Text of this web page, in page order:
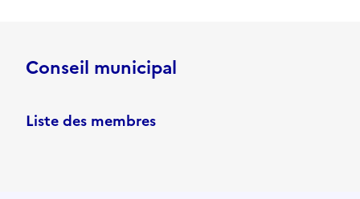
Conseil municipal
Liste des membres